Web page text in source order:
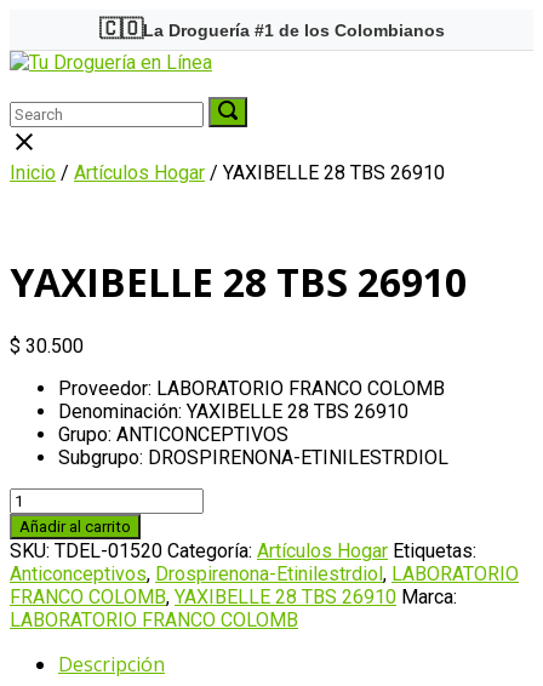
content
🇨🇴La Droguería #1 de los Colombianos
Home
Menu
Search
for:
Search
for:
Search
Close
search
bar
Inicio / Artículos Hogar / YAXIBELLE 28 TBS 26910
YAXIBELLE 28 TBS 26910
$ 30.500
Proveedor: LABORATORIO FRANCO COLOMB
Denominación: YAXIBELLE 28 TBS 26910
Grupo: ANTICONCEPTIVOS
Subgrupo: DROSPIRENONA-ETINILESTRDIOL
YAXIBELLE
28
TBS
26910
cantidad
Añadir al carrito
SKU: TDEL-01520 Categoría: Artículos Hogar Etiquetas:
Anticonceptivos, Drospirenona-Etinilestrdiol, LABORATORIO
FRANCO COLOMB, YAXIBELLE 28 TBS 26910 Marca:
LABORATORIO FRANCO COLOMB
Descripción